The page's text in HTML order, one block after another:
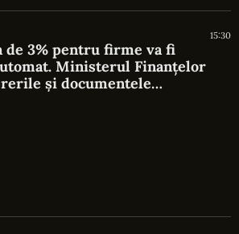
15:30
de 3% pentru firme va fi
Ministerul Finanțelor
și documentele